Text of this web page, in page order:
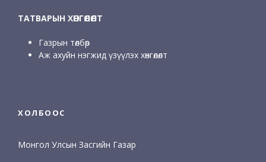
ТАТВАРЫН ХӨНГӨЛӨЛТ
Газрын төлбөр
Аж ахуйн нэгжид үзүүлэх хөнгөлөлт
ХОЛБООС
Монгол Улсын Засгийн Газар